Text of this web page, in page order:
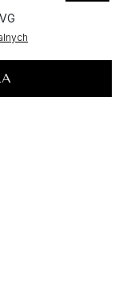
VG